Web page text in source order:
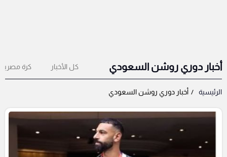
أخبار دوري روشن السعودي كل الأخبار كرة مصرية
الرئيسية أخبار دوري روشن السعودي